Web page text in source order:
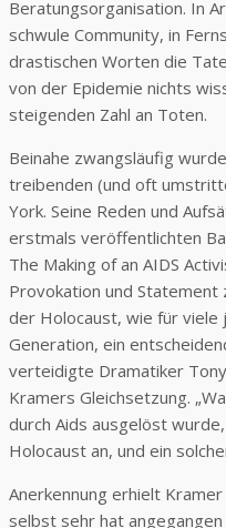
Beratungsorganisation. In
schwule Community, in
drastischen Worten die
von der Epidemie nichts
steigenden Zahl an Toten.
Beinahe zwangsläufig
treibenden (und oft
York. Seine Reden und
erstmals veröffentlichten
The Making of an AIDS
Provokation und Statement
der Holocaust, wie für viele
Generation, ein
verteidigte Dramatiker Tony
Kramers Gleichsetzung.
durch Aids ausgelöst
Holocaust an, und ein
Anerkennung erhielt
selbst sehr hat